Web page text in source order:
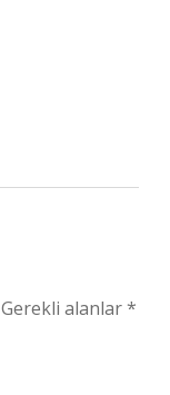
Gerekli alanlar*